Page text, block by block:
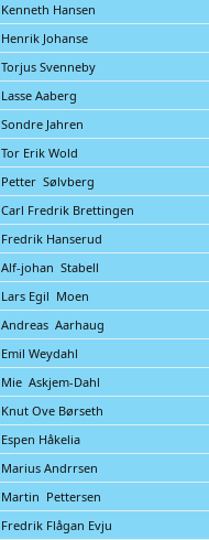
Kenneth Hansen
Henrik Johanse
Torjus Svenneby
Lasse Aaberg
Sondre Jahren
Tor Erik Wold
Petter Sølvberg
Carl Fredrik Brettingen
Fredrik Hanserud
Alf-johan Stabell
Lars Egil Moen
Andreas Aarhaug
Emil Weydahl
Mie Askjem-Dahl
Knut Ove Børseth
Espen Håkelia
Marius Andrrsen
Martin Pettersen
Fredrik Flågan Evju